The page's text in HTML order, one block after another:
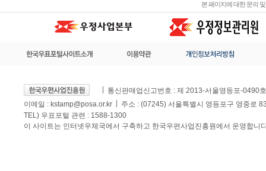
본 페이지에 대한 문의
통신판매업신고번호 : 제 2013-서울영등포-0490호
이메일 : kstamp@posa.or.kr
주소 : (07245) 서울특별시 영등포구 영중로
TEL) 우표포털 관련 : 1588-1300
이 사이트는 인터넷우체국에서 구축하고 한국우편사업진흥원에서 운영합니